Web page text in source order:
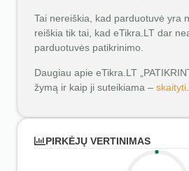
Tai nereiškia, kad parduotuvė yra
reiškia tik tai, kad eTikra.LT dar
parduotuvės patikrinimo.
Daugiau apie eTikra.LT
žymą ir kaip ji suteikiama – skaityti
PIRKĖJŲ VERTINIMAS